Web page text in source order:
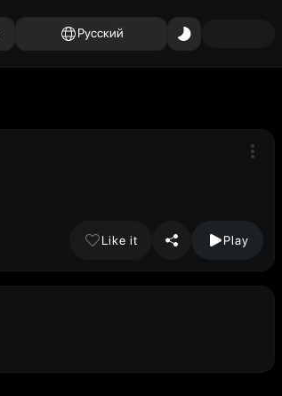
Русский
Like it Play